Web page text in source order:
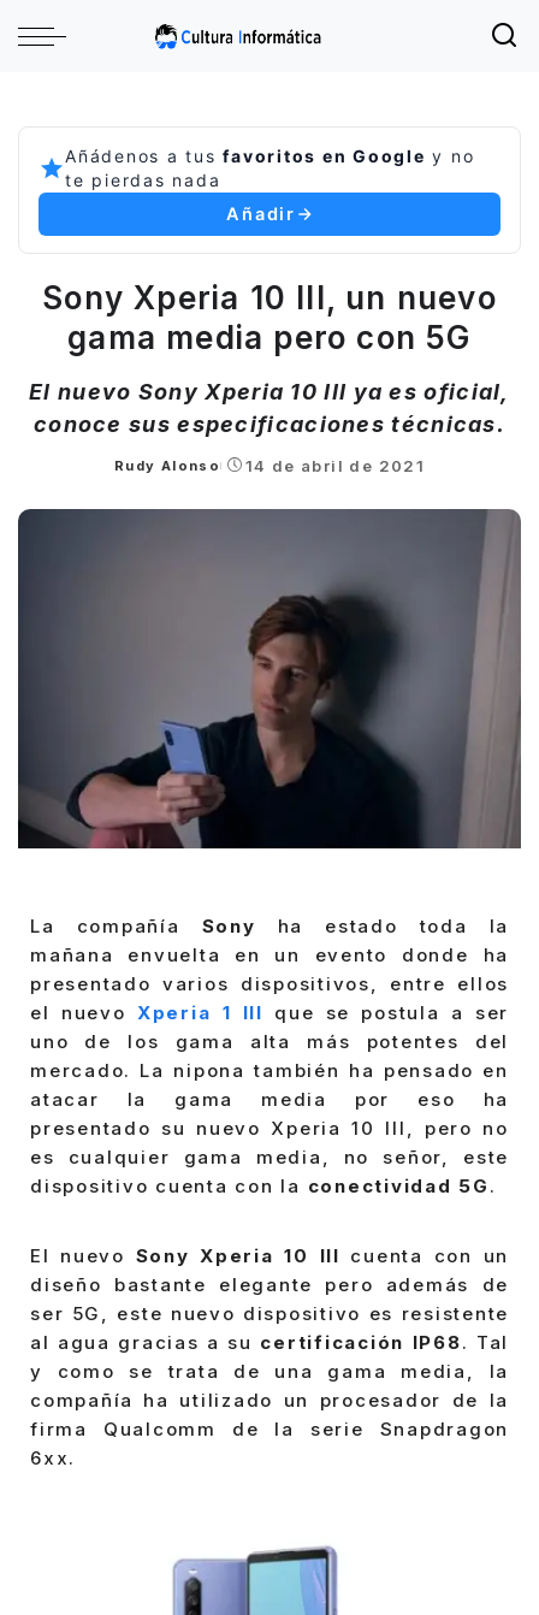
Añádenos a tusfavoritos en Google y no
te pierdas nada
Añadir
Sony Xperia 10 III, un nuevo
gama media pero con 5G
El nuevo Sony Xperia 10 III ya es oficial,
conoce sus especificaciones técnicas.
Posted
Rudy Alonso 14 de abril de 2021
La compañía Sony ha estado toda la
mañana envuelta en un evento donde ha
presentado varios dispositivos, entre ellos
el nuevo Xperia 1 III
que se postula a ser
uno de los gama alta más potentes del
mercado. La nipona también ha pensado en
atacar la gama media por eso ha
presentado su nuevo Xperia 10 III, pero no
es cualquier gama media, no señor, este
dispositivo cuenta con la conectividad 5G .
El nuevo Sony Xperia 10 III cuenta con un
diseño bastante elegante pero además de
ser 5G, este nuevo dispositivo es resistente
al agua gracias a su certificación IP68. Tal
y como se trata de una gama media, la
compañía ha utilizado un procesador de la
firma Qualcomm de la serie Snapdragon
6xx.